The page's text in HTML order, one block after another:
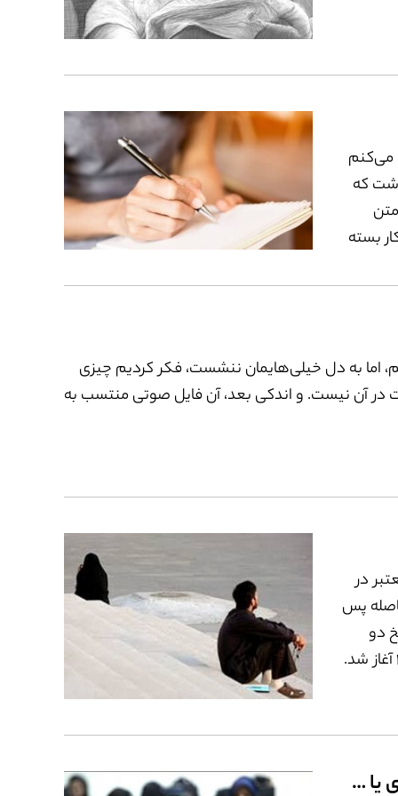
می‌کنم
که
بسته
تأثیر
اما به دل خیلی‌هایمان ننشست، فکر کردیم چیزی
آن نیست. و اندکی بعد، آن فایل صوتی منتسب به
در
پس
دو
مادۀ ۱۱۳۰ و ۱۱۲۲ قانون مدنی مصوب سال ۱۳۱۴ آغاز شد.
و حرج
از تبعیض مثبت تا اقدام مثبت: نابرابری یا شایسته‌سالاری؟